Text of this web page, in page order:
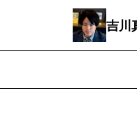
吉川